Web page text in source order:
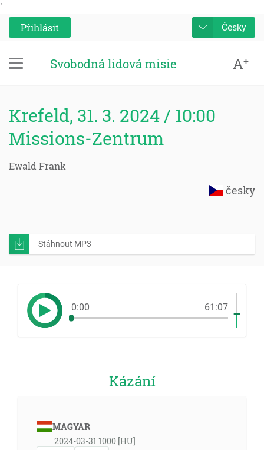
'
Přihlásit
Česky
Svobodná lidová misie A+
Krefeld, 31. 3. 2024 / 10:00
Missions-Zentrum
Ewald Frank
česky
Stáhnout MP3
0:00 61:07
Kázání
MAGYAR
2024-03-31 1000 [HU]